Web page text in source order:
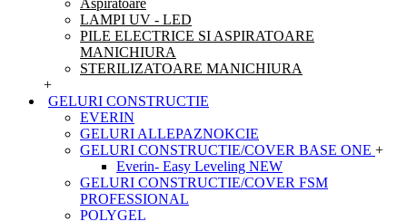
Aspiratoare
LAMPI UV - LED
PILE ELECTRICE SI ASPIRATOARE
MANICHIURA
STERILIZATOARE MANICHIURA
+
GELURI CONSTRUCTIE
EVERIN
GELURI ALLEPAZNOKCIE
GELURI CONSTRUCTIE/COVER BASE ONE +
Everin- Easy Leveling NEW
GELURI CONSTRUCTIE/COVER FSM
PROFESSIONAL
POLYGEL